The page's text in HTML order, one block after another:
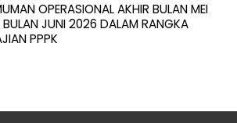
OPERASIONAL AKHIR BULAN MEI
JUNI 2026 DALAM RANGKA
PPPK